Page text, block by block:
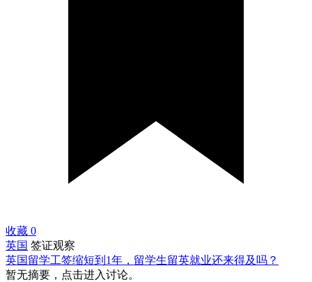
收藏 0
英国 签证观察
英国留学工签缩短到1年，留学生留英就业还来得及吗？
暂无摘要，点击进入讨论。